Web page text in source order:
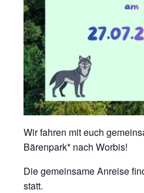
Wir fahren mit euch
Bärenpark* nach Worbis!
Die gemeinsame Anreise
statt.